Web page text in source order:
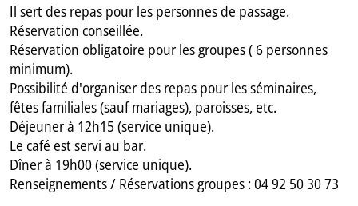
Il sert des repas pour les personnes de passage.
Réservation conseillée.
Réservation obligatoire pour les groupes ( 6 personnes
minimum).
Possibilité d'organiser des repas pour les séminaires,
fêtes familiales (sauf mariages), paroisses, etc.
Déjeuner à 12h15 (service unique).
Le café est servi au bar.
Dîner à 19h00 (service unique).
Renseignements / Réservations groupes : 04 92 50 30 73